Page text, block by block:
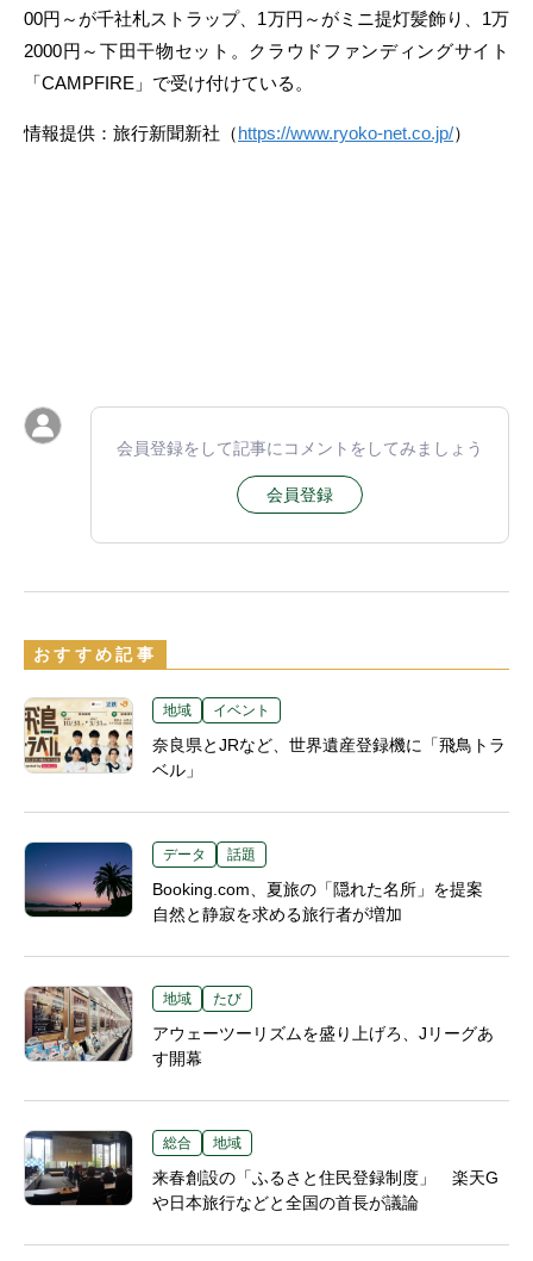
00円～が千社札ストラップ、1万円～がミニ提灯髪飾り、1万
2000円～下田干物セット。クラウドファンディングサイト
「CAMPFIRE」で受け付けている。
情報提供：旅行新聞新社（https://www.ryoko-net.co.jp/）
会員登録をして記事にコメントをしてみましょう
会員登録
おすすめ記事
地域 イベント
奈良県とJRなど、世界遺産登録機に「飛鳥トラ
ベル」
データ 話題
Booking.com、夏旅の「隠れた名所」を提案
自然と静寂を求める旅行者が増加
地域 たび
アウェーツーリズムを盛り上げろ、Jリーグあ
す開幕
総合 地域
来春創設の「ふるさと住民登録制度」 楽天G
や日本旅行などと全国の首長が議論